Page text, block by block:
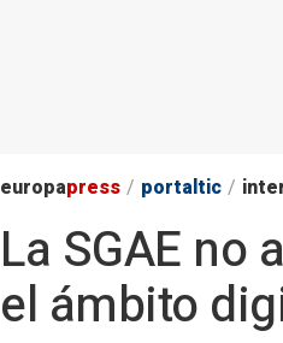
europapress / portaltic /
La SGAE
el ámbito